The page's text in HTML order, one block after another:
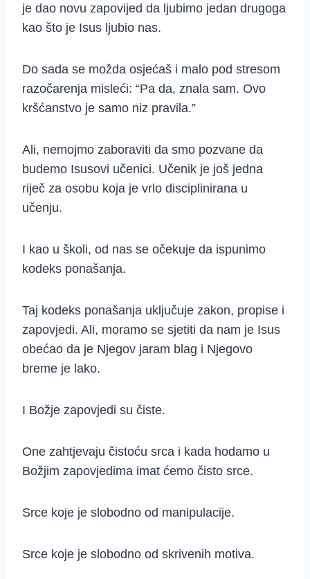
je dao novu zapovijed da ljubimo jedan drugoga
kao što je Isus ljubio nas.
Do sada se možda osjećaš i malo pod stresom
razočarenja misleći: “Pa da, znala sam. Ovo
kršćanstvo je samo niz pravila.”
Ali, nemojmo zaboraviti da smo pozvane da
budemo Isusovi učenici. Učenik je još jedna
riječ za osobu koja je vrlo disciplinirana u
učenju.
I kao u školi, od nas se očekuje da ispunimo
kodeks ponašanja.
Taj kodeks ponašanja uključuje zakon, propise i
zapovjedi. Ali, moramo se sjetiti da nam je Isus
obećao da je Njegov jaram blag i Njegovo
breme je lako.
I Božje zapovjedi su čiste.
One zahtjevaju čistoću srca i kada hodamo u
Božjim zapovjedima imat ćemo čisto srce.
Srce koje je slobodno od manipulacije.
Srce koje je slobodno od skrivenih motiva.